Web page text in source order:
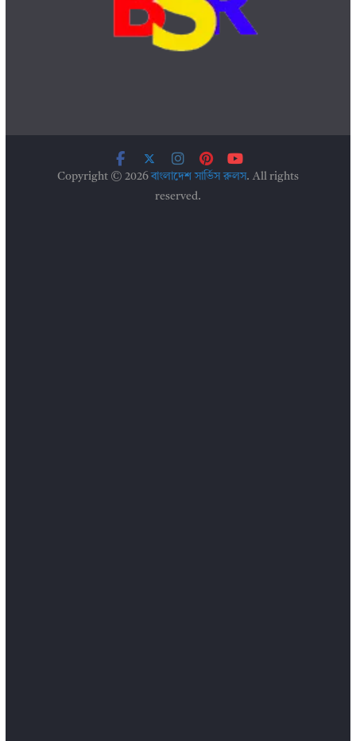
Copyright © 2026বাংলাদেশ সার্ভিস রুলস. All rights
reserved.